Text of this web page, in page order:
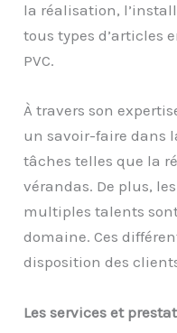
la réalisation,
tous types d’articles
PVC.
À travers son
un savoir-faire dans
tâches telles que la
vérandas. De plus,
multiples talents
domaine. Ces
disposition des
Les services et